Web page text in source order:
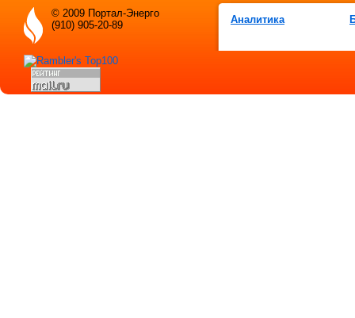
Аналитика
© 2009 Портал-Энерго
(910) 905-20-89